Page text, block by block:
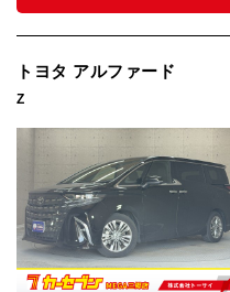
トヨタ アルファード
Z